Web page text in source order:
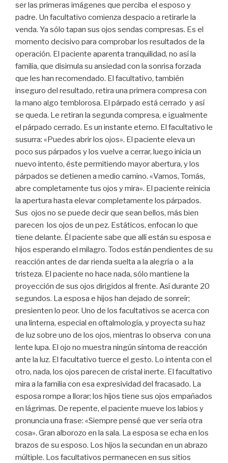
ser las primeras imágenes que perciba el esposo y
padre. Un facultativo comienza despacio a retirarle la
venda. Ya sólo tapan sus ojos sendas compresas. Es el
momento decisivo para comprobar los resultados de la
operación. El paciente aparenta tranquilidad, no así la
familia, que disimula su ansiedad con la sonrisa forzada
que les han recomendado. El facultativo, también
inseguro del resultado, retira una primera compresa con
la mano algo temblorosa. El párpado está cerrado y así
se queda. Le retiran la segunda compresa, e igualmente
el párpado cerrado. Es un instante eterno. El facultativo le
susurra: «Puedes abrir los ojos». El paciente eleva un
poco sus párpados y los vuelve a cerrar, luego inicia un
nuevo intento, éste permitiendo mayor abertura, y los
párpados se detienen a medio camino. «Vamos, Tomás,
abre completamente tus ojos y mira». El paciente reinicia
la apertura hasta elevar completamente los párpados.
Sus ojos no se puede decir que sean bellos, más bien
parecen los ojos de un pez. Estáticos, enfocan lo que
tiene delante. Él paciente sabe que allí están su esposa e
hijos esperando el milagro. Todos están pendientes de su
reacción antes de dar rienda suelta a la alegría o a la
tristeza. El paciente no hace nada, sólo mantiene la
proyección de sus ojos dirigidos al frente. Así durante 20
segundos. La esposa e hijos han dejado de sonreír;
presienten lo peor. Uno de los facultativos se acerca con
una linterna, especial en oftalmología, y proyecta su haz
de luz sobre uno de los ojos, mientras lo observa con una
lente lupa. El ojo no muestra ningún síntoma de reacción
ante la luz. El facultativo tuerce el gesto. Lo intenta con el
otro, nada, los ojos parecen de cristal inerte. El facultativo
mira a la familia con esa expresividad del fracasado. La
esposa rompe a llorar; los hijos tiene sus ojos empañados
en lágrimas. De repente, el paciente mueve los labios y
pronuncia una frase: «Siempre pensé que ver sería otra
cosa». Gran alborozo en la sala. La esposa se echa en los
brazos de su esposo. Los hijos la secundan en un abrazo
múltiple. Los facultativos permanecen en sus sitios